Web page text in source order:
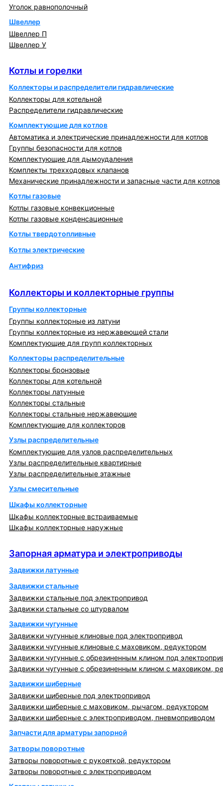
Уголок равнополочный
Швеллер
Швеллер П
Швеллер У
Котлы и горелки
Коллекторы и распределители гидравлические
Коллекторы для котельной
Распределители гидравлические
Комплектующие для котлов
Автоматика и электрические принадлежности для котлов
Группы безопасности для котлов
Комплектующие для дымоудаления
Комплекты трехходовых клапанов
Механические принадлежности и запасные части для котлов
Котлы газовые
Котлы газовые конвекционные
Котлы газовые конденсационные
Котлы твердотопливные
Котлы электрические
Антифриз
Коллекторы и коллекторные группы
Группы коллекторные
Группы коллекторные из латуни
Группы коллекторные из нержавеющей стали
Комплектующие для групп коллекторных
Коллекторы распределительные
Коллекторы бронзовые
Коллекторы для котельной
Коллекторы латунные
Коллекторы стальные
Коллекторы стальные нержавеющие
Комплектующие для коллекторов
Узлы распределительные
Комплектующие для узлов распределительных
Узлы распределительные квартирные
Узлы распределительные этажные
Узлы смесительные
Шкафы коллекторные
Шкафы коллекторные встраиваемые
Шкафы коллекторные наружные
Запорная арматура и электроприводы
Задвижки латунные
Задвижки стальные
Задвижки стальные под электропривод
Задвижки стальные со штурвалом
Задвижки чугунные
Задвижки чугунные клиновые под электропривод
Задвижки чугунные клиновые с маховиком, редуктором
Задвижки чугунные с обрезиненным клином под
Задвижки чугунные с обрезиненным клином с маховиком,
Задвижки шиберные
Задвижки шиберные под электропривод
Задвижки шиберные с маховиком, рычагом, редуктором
Задвижки шиберные с электроприводом, пневмоприводом
Запчасти для арматуры запорной
Затворы поворотные
Затворы поворотные с рукояткой, редуктором
Затворы поворотные с электроприводом